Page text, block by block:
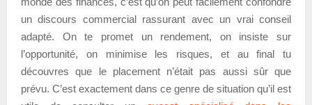
un discours commercial rassurant avec un vrai conseil
adapté. On te promet un rendement, on insiste sur
l’opportunité, on minimise les risques, et au final tu
découvres que le placement n’était pas aussi sûr que
prévu. C’est exactement dans ce genre de situation qu’il est